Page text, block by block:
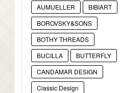
AUMUELLER
BIBIART
BOROVSKY&SONS
BOTHY THREADS
BUCILLA
BUTTERFLY
CANDAMAR DESIGN
Classic Design